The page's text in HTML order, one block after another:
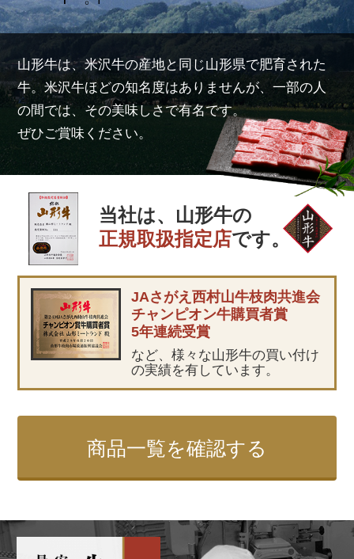
山形牛は、米沢牛の産地と同じ山形県で肥育された
牛。米沢牛ほどの知名度はありませんが、一部の人
の間では、その美味しさで有名です。
ぜひご賞味ください。
当社は、山形牛の
正規取扱指定店です。
JAさがえ西村山牛枝肉共進会
チャンピオン牛購買者賞
5年連続受賞
など、様々な山形牛の買い付け
の実績を有しています。
商品一覧を確認する